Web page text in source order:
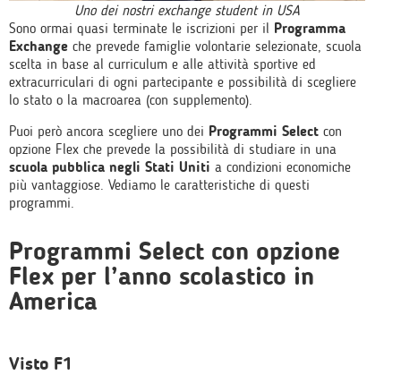
Uno dei nostri exchange student in USA
Sono ormai quasi terminate le iscrizioni per il Programma
Exchange che prevede famiglie volontarie selezionate, scuola
scelta in base al curriculum e alle attività sportive ed
extracurriculari di ogni partecipante e possibilità di scegliere
lo stato o la macroarea (con supplemento).
Puoi però ancora scegliere uno dei Programmi Select con
opzione Flex che prevede la possibilità di studiare in una
scuola pubblica negli Stati Uniti a condizioni economiche
più vantaggiose. Vediamo le caratteristiche di questi
programmi.
Programmi Select con opzione
Flex per l’anno scolastico in
America
Visto F1